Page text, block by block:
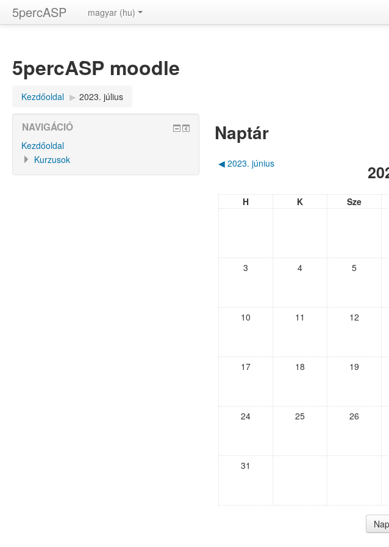
5percASP magyar ‎(hu)‎
5percASP moodle
Kezdőoldal ▶︎ 2023. július
Naptár
◀︎ 2023. június
H K Sze
3 4 5
10 11 12
17 18 19
24 25 26
31
NAVIGÁCIÓ
Kezdőoldal
Kurzusok